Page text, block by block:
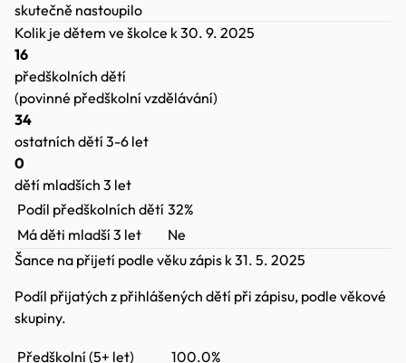
skutečně nastoupilo
Kolik je dětem ve školce k 30. 9. 2025
16
předškolních dětí
(povinné předškolní vzdělávání)
34
ostatních dětí 3-6 let
0
dětí mladších 3 let
Podíl předškolních dětí 32%
Má děti mladší 3 let
Ne
Šance na přijetí podle věkuzápis k 31. 5. 2025
Podíl přijatých z přihlášených dětí při zápisu, podle věkové
skupiny.
Předškolní (5+ let)
100.0%